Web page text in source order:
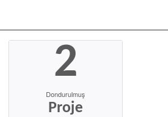
2
Dondurulmuş
Proje